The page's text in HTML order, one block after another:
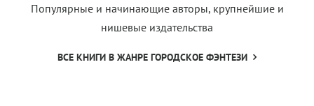
Популярные и начинающие авторы, крупнейшие и
нишевые издательства
ВСЕ КНИГИ В ЖАНРЕ ГОРОДСКОЕ ФЭНТЕЗИ